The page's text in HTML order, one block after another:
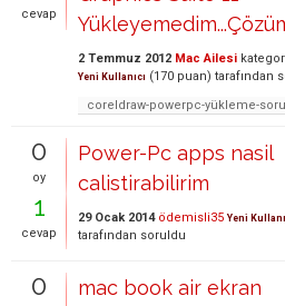
cevap
2 Temmuz 2012 Mac Ailesi
Yeni Kullanıcı (170 puan) tarafından
coreldraw-powerpc-yükleme-
0
oy
1
cevap
Power-Pc apps nasil
calistirabilirim
29 Ocak 2014 ödemisli35 Yeni
tarafından soruldu
0
mac book air ekran